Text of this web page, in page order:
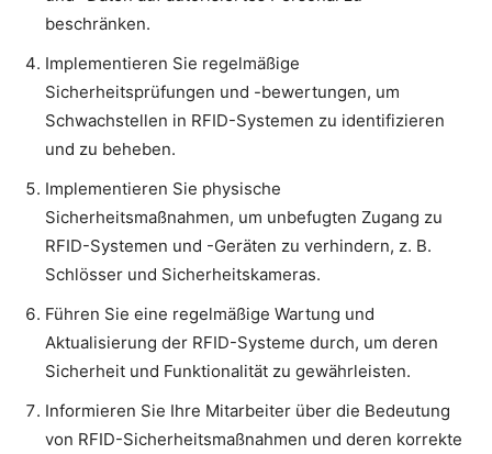
beschränken.
Implementieren Sie regelmäßige
Sicherheitsprüfungen und -bewertungen, um
Schwachstellen in RFID-Systemen zu identifizieren
und zu beheben.
Implementieren Sie physische
Sicherheitsmaßnahmen, um unbefugten Zugang zu
RFID-Systemen und -Geräten zu verhindern, z. B.
Schlösser und Sicherheitskameras.
Führen Sie eine regelmäßige Wartung und
Aktualisierung der RFID-Systeme durch, um deren
Sicherheit und Funktionalität zu gewährleisten.
Informieren Sie Ihre Mitarbeiter über die Bedeutung
von RFID-Sicherheitsmaßnahmen und deren korrekte